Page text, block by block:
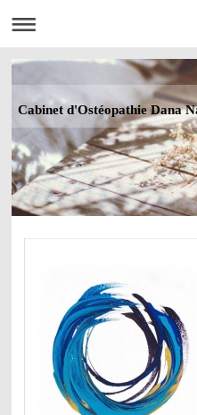
Cabinet d'Ostéopathie Dana